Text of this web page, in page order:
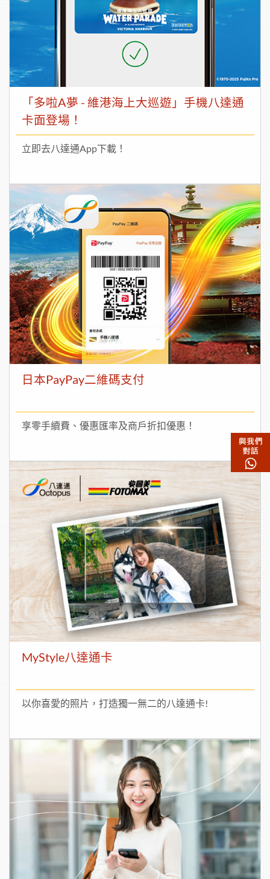
「多啦A夢 - 維港海上大巡遊」手機八達通
卡面登場！
立即去八達通App下載！
日本PayPay二維碼支付
享零手續費、優惠匯率及商戶折扣優惠！
MyStyle八達通卡
以你喜愛的照片，打造獨一無二的八達通卡!